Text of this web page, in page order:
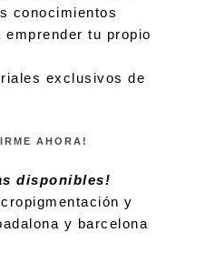
conocimientos
emprender tu propio
exclusivos de
AHORA!
disponibles!